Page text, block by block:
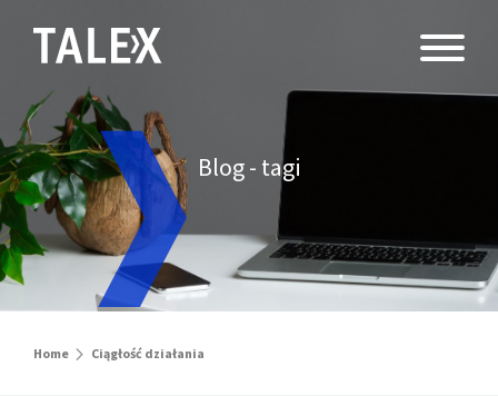
Blog - tagi
Home Ciągłość działania